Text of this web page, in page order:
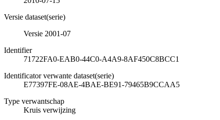
Versie dataset(serie)
Versie 2001-07
Identifier
71722FA0-EAB0-44C0-A4A9-8AF450C8BCC1
Identificator verwante dataset(serie)
E77397FE-08AE-4BAE-BE91-79465B9CCAA5
Type verwantschap
Kruis verwijzing